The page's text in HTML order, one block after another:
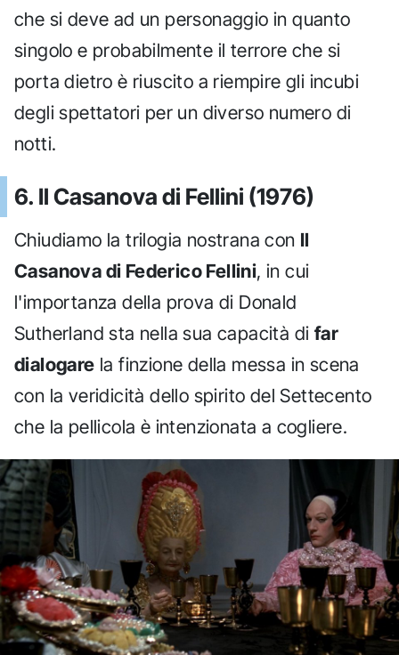
che si deve ad un personaggio in quanto
singolo e probabilmente il terrore che si
porta dietro è riuscito a riempire gli incubi
degli spettatori per un diverso numero di
notti.
6. Il Casanova di Fellini (1976)
Chiudiamo la trilogia nostrana con Il
Casanova di Federico Fellini, in cui
l'importanza della prova di Donald
Sutherland sta nella sua capacità di far
dialogare la finzione della messa in scena
con la veridicità dello spirito del Settecento
che la pellicola è intenzionata a cogliere.